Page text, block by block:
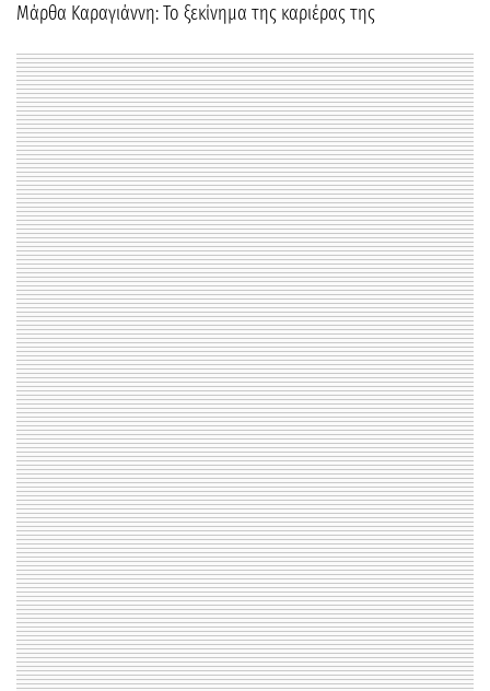
Μάρθα Καραγιάννη: Το ξεκίνημα της καριέρας της